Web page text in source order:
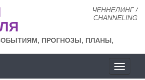
ЧЕННЕЛИНГ /
CHANNELING
ПРОГНОЗЫ, ПЛАНЫ,
сайта